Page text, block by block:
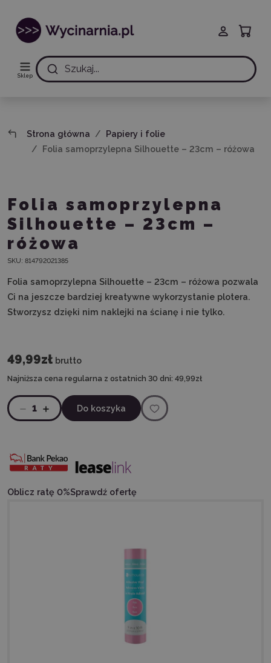
Sklep
Szukaj...
Strona główna
Papiery i folie
Folia samoprzylepna Silhouette – 23cm – różowa
Folia samoprzylepna
Silhouette – 23cm –
różowa
SKU: 814792021385
Folia samoprzylepna Silhouette – 23cm – różowa pozwala
Ci na jeszcze bardziej kreatywne wykorzystanie plotera.
Stworzysz dzięki nim naklejki na ścianę i nie tylko.
49,99zł brutto
Najniższa cena regularna z ostatnich 30 dni: 49,99zł
1 Do koszyka
Oblicz ratę 0%Sprawdź ofertę